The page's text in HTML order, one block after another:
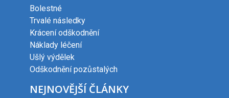
Bolestné
Trvalé následky
Krácení odškodnění
Náklady léčení
Ušlý výdělek
Odškodnění pozůstalých
NEJNOVĚJŠÍ ČLÁNKY